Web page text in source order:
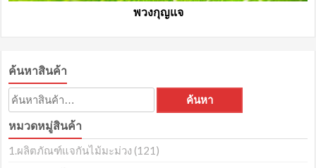
พวงกุญแจ
ค้นหาสินค้า
ค้นหา: ค้นหา
หมวดหมู่สินค้า
1.ผลิตภัณฑ์แจกันไม้มะม่วง (121)